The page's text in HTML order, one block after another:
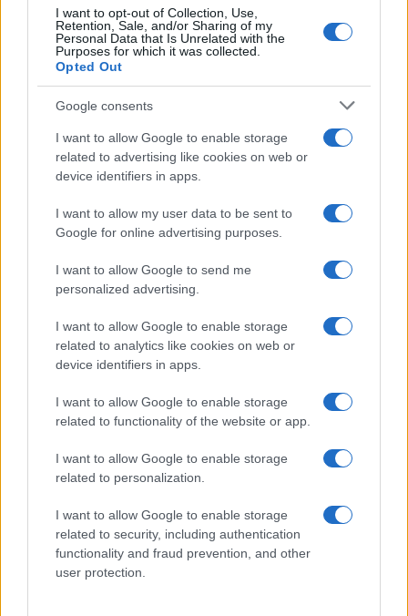
I want to opt-out of Collection, Use,
Retention, Sale, and/or Sharing of my
Personal Data that Is Unrelated with the
Purposes for which it was collected.
Opted Out
Google consents
I want to allow Google to enable storage
related to advertising like cookies on web or
device identifiers in apps.
I want to allow my user data to be sent to
Google for online advertising purposes.
I want to allow Google to send me
personalized advertising.
I want to allow Google to enable storage
related to analytics like cookies on web or
device identifiers in apps.
I want to allow Google to enable storage
related to functionality of the website or app.
I want to allow Google to enable storage
related to personalization.
I want to allow Google to enable storage
related to security, including authentication
functionality and fraud prevention, and other
user protection.
CHI
SIAMO
PARTNERSHIP E
ACCREDITAMENTI
© 2026 - VOLOSCONTATO CONSIGLI E DIARI DI VIAGGIO - P.IVA
04827280654 – TESTATA REGISTRATA AL TRIBUNALE DI NOCERA
INFERIORE N. 3/2026 – REG. N. 1894/2026 ISCRIZIONE AL ROC N.
35792 – ISCRITTA ALL’ANSO (ASSOCIAZIONE NAZIONALE STAMPA
ONLINE)
MAPPA DEL SITO